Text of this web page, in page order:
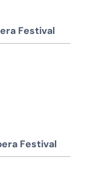
Festival
Festival